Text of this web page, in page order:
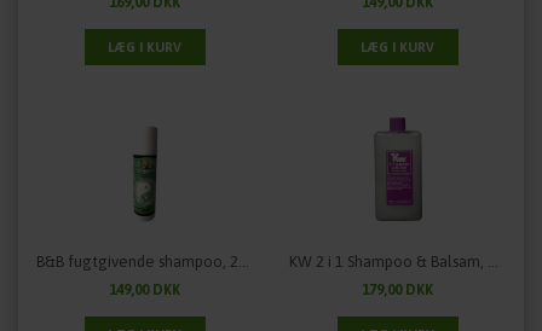
B&B fugtgivende shampoo, 200 ml
149,00 DKK
KW 2 i 1 Shampoo & Balsam, 500 ml
179,00 DKK